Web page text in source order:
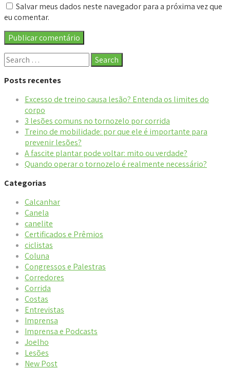
Salvar meus dados neste navegador para a próxima vez que
eu comentar.
Posts recentes
Excesso de treino causa lesão? Entenda os limites do
corpo
3 lesões comuns no tornozelo por corrida
Treino de mobilidade: por que ele é importante para
prevenir lesões?
A fascite plantar pode voltar: mito ou verdade?
Quando operar o tornozelo é realmente necessário?
Categorias
Calcanhar
Canela
canelite
Certificados e Prêmios
ciclistas
Coluna
Congressos e Palestras
Corredores
Corrida
Costas
Entrevistas
Imprensa
Imprensa e Podcasts
Joelho
Lesões
New Post